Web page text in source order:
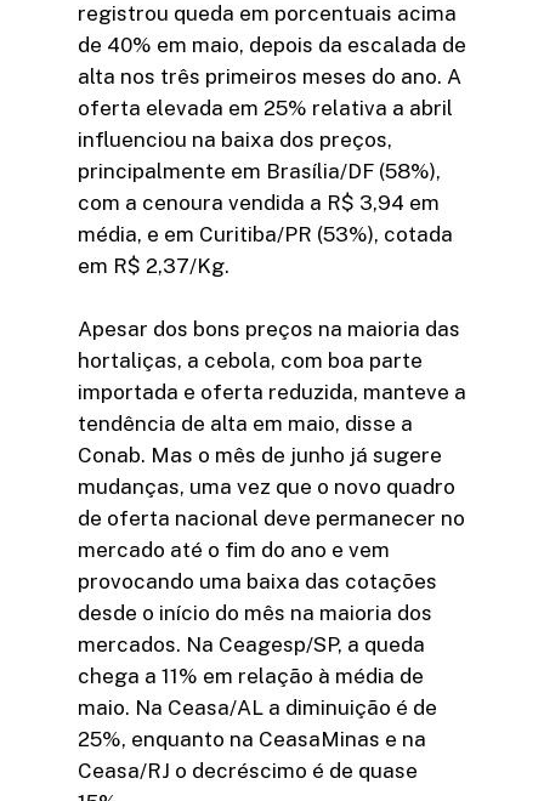
registrou queda em porcentuais acima
de 40% em maio, depois da escalada de
alta nos três primeiros meses do ano. A
oferta elevada em 25% relativa a abril
influenciou na baixa dos preços,
principalmente em Brasília/DF (58%),
com a cenoura vendida a R$ 3,94 em
média, e em Curitiba/PR (53%), cotada
em R$ 2,37/Kg.
Apesar dos bons preços na maioria das
hortaliças, a cebola, com boa parte
importada e oferta reduzida, manteve a
tendência de alta em maio, disse a
Conab. Mas o mês de junho já sugere
mudanças, uma vez que o novo quadro
de oferta nacional deve permanecer no
mercado até o fim do ano e vem
provocando uma baixa das cotações
desde o início do mês na maioria dos
mercados. Na Ceagesp/SP, a queda
chega a 11% em relação à média de
maio. Na Ceasa/AL a diminuição é de
25%, enquanto na CeasaMinas e na
Ceasa/RJ o decréscimo é de quase